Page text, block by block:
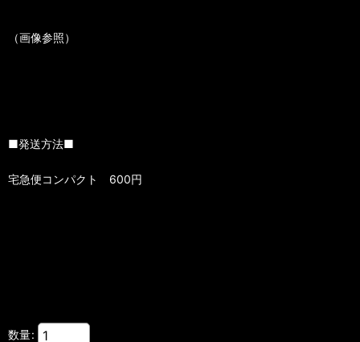
（画像参照）
■発送方法■
宅急便コンパクト 600円
数量: